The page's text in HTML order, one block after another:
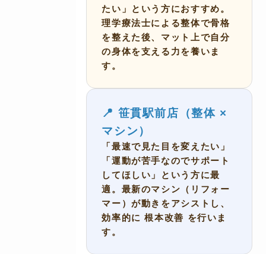
たい」という方におすすめ。
理学療法士による整体で骨格
を整えた後、マット上で自分
の身体を支える力を養いま
す。
📍 笹貫駅前店（整体 ×
マシン）
「最速で見た目を変えたい」
「運動が苦手なのでサポート
してほしい」という方に最
適。最新のマシン（リフォー
マー）が動きをアシストし、
効率的に根本改善 を行いま
す。